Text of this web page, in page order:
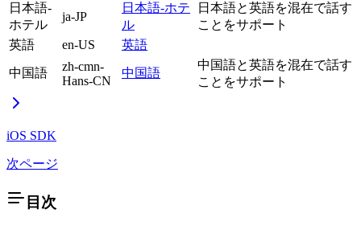
日本語-
ホテル
ja-JP
日本語-ホテ
ル
日本語と英語を混在で話す
ことをサポート
英語
en-US 英語
中国語
zh-cmn-
Hans-CN
中国語
中国語と英語を混在で話す
ことをサポート
iOS SDK
次ページ
目次